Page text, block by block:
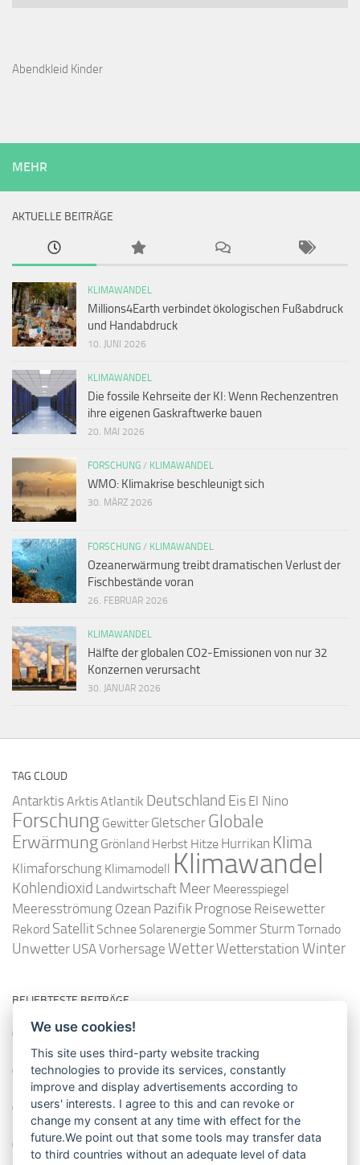
Abendkleid Kinder
MEHR
AKTUELLE BEITRÄGE
KLIMAWANDEL
Millions4Earth verbindet ökologischen Fußabdruck
und Handabdruck
10. JUNI 2026
KLIMAWANDEL
Die fossile Kehrseite der KI: Wenn Rechenzentren
ihre eigenen Gaskraftwerke bauen
20. MAI 2026
FORSCHUNG / KLIMAWANDEL
WMO: Klimakrise beschleunigt sich
30. MÄRZ 2026
FORSCHUNG / KLIMAWANDEL
Ozeanerwärmung treibt dramatischen Verlust der
Fischbestände voran
26. FEBRUAR 2026
KLIMAWANDEL
Hälfte der globalen CO2-Emissionen von nur 32
Konzernen verursacht
30. JANUAR 2026
TAG CLOUD
Antarktis ArktisAtlantik Deutschland Eis El Nino
Forschung Gewitter Gletscher Globale
Erwärmung Grönland Herbst Hitze Hurrikan Klima
Klimaforschung Klimamodell Klimawandel
Kohlendioxid Landwirtschaft Meer Meeresspiegel
Meeresströmung Ozean Pazifik Prognose Reisewetter
Rekord Satellit Schnee Solarenergie Sommer Sturm Tornado
Unwetter USAVorhersage WetterWetterstationWinter
BELIEBTESTE BEITRÄGE
So misst man die Lufttemperatur richtig
Die richtige Wasserpumpe für den Garten
Das Wetter-Netzwerk WeatherCloud
So stellt man einen Regenmesser korrekt auf
We use cookies!
This site uses third-party website tracking
technologies to provide its services, constantly
improve and display advertisements according to
users' interests. I agree to this and can revoke or
change my consent at any time with effect for the
future.We point out that some tools may transfer data
to third countries without an adequate level of data